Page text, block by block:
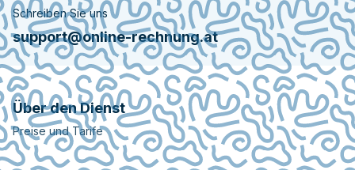
Schreiben Sie uns
support@online-rechnung.at
Über den Dienst
Preise und Tarife